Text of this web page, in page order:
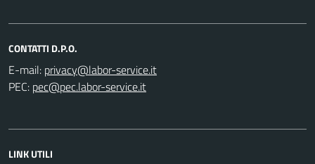
CONTATTI D.P.O.
E-mail:
PEC:
LINK UTILI